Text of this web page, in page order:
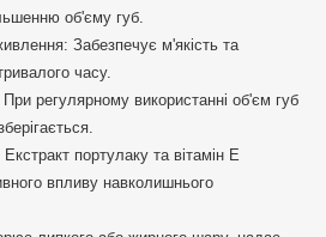
об'єму губ.
Забезпечує м'якість та
часу.
регулярному використанні об'єм губ
портулаку та вітамін Е
впливу навколишнього